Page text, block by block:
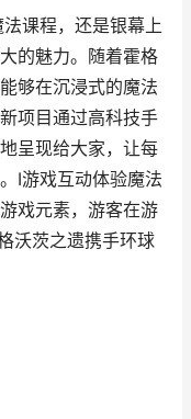
课程，还是银幕上
的魅力。随着霍格
够在沉浸式的魔法
项目通过高科技手
呈现给大家，让每
I游戏互动体验魔法
戏元素，游客在游
沃茨之遗携手环球